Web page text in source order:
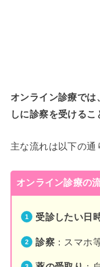
オンライン診療で
しに診察を受けるこ
主な流れは以下の通
オンライン診療の
受診したい日
診察 ：スマホ